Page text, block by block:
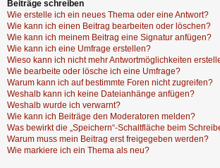
Beiträge schreiben
Wie erstelle ich ein neues Thema oder eine Antwort?
Wie kann ich einen Beitrag bearbeiten oder löschen?
Wie kann ich meinem Beitrag eine Signatur anfügen?
Wie kann ich eine Umfrage erstellen?
Wieso kann ich nicht mehr Antwortmöglichkeiten
Wie bearbeite oder lösche ich eine Umfrage?
Warum kann ich auf bestimmte Foren nicht zugreifen?
Weshalb kann ich keine Dateianhänge anfügen?
Weshalb wurde ich verwarnt?
Wie kann ich Beiträge den Moderatoren melden?
Was bewirkt die „Speichern“-Schaltfläche beim
Warum muss mein Beitrag erst freigegeben werden?
Wie markiere ich ein Thema als neu?